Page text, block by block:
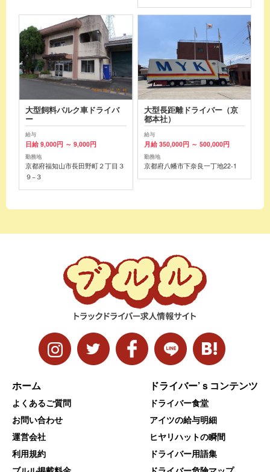
大型飼料バルク車ドライバ
ー
給与
日給 9,000円 ～ 9,000円
勤務地
京都府福知山市長田野町２丁目３
９−３
大型長距離ドライバー（京
都本社）
給与
月給 350,000円 ～ 500,000円
勤務地
京都府八幡市下奈良一丁地22-1
ホーム
よくあるご質問
お問い合わせ
運営会社
利用規約
ドライバー’ｓコンテンツ
ドライバー食堂
アイツの給与明細
ヒヤリハットの瞬間
ドライバー用語集